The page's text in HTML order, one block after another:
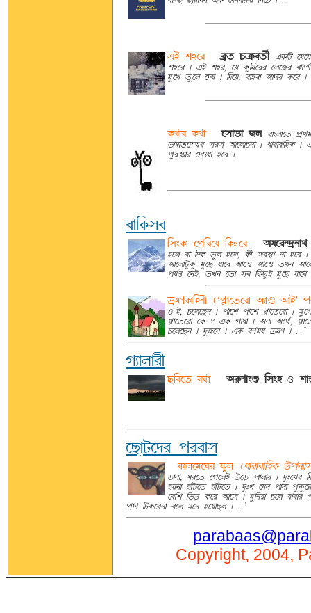
jq röÀÌ -cþ© OnØc©»f j@ØAv
röÀÌ | jq röÌ, Às @Ø¨ATÀÌÌ ÀUÀBÌ IÉÞvÉ
T¨ÀZ ©¨ÀU À°Ý | A°ÀÝ, cÉöcÉ ~É°ÉÝ
@ØËÉÌ @ØËÉ À®É¦É BU cÉeUÉÀ©
gÉKÉ©ÀLLªÌ ®Ì® ~ÉÀUÉOSÉ | oÉÌÉcÉAö@Ø |
Þ¨ÌmâÉÌ À°RÝÉ öÀc |
cÉA@Ø®c
A®e@ØÉ ÀÞAÌÀÝ A@Ø^ðÀÌ -
öÀU cÉ A°@Ø g¨U öÀU, @Øf ~cmÏÉ SÉ
~ÉÀUÉv¨@Ø¨ T¨Àa sÉÀc ~ÉÀmä ~ÉÀmä ©ZS
Þs»^ä ÀSq, ©ZS À©É ®c A@Øa¨q T¨Àa
gþTH@ØÉAöSf (ÔóýÉÀ©ÀÌÉ ~FÉÐ
R-q, OÀUÀaS | ÞÉÀr ÞÉÀr óýÉÀ©ÀÌÉ |
óýÉÀ©ÀÌÉ À@Ø ? j@Ø wÉoÉ | ~SF ~ÀË»,
OÀUÀaS | °¨BÀS | j@Ø cH»TÝ gþTH | ..."
wFÉUÉÌf
aAcÀ© cK»É -~dHÉeè A®eö R
ÀaÉvÀ°Ì ÞÌcÉ®
-@ØÉUÀTÀWÌ ¬Ø¨U (oÉÌÉcÉAö@Ø
¦ÉSÉ, oÌÀ© ÀwÀUq ´À¦Û ÞÉUÉÝ | °¨:ÀZÌ
öÝSÉ öÉJvÀ© öÉJvÀ© | °¨:Z ÀsS ÞÉSÉ
ÀcAr Ag¦Û @ØÀÌ ~ÉÀ® | T¨ASÝÉ OÀU sÉcÉÌ
ÞþÉH Av@ØÀcSÉ cÀU TÀS öÀÝAaU | .."
Copyright, 2004,